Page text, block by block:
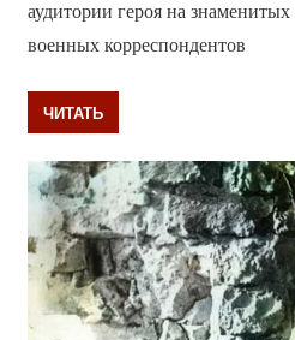
аудитории героя на
военных корреспондентов
ЧИТАТЬ